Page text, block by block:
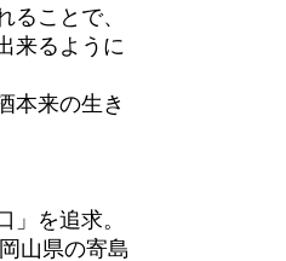
ことで、
来るように
本来の生き
」を追求。
山県の寄島